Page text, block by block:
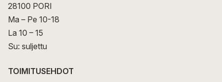
28100 PORI
Ma – Pe 10-18
La 10 – 15
Su: suljettu
TOIMITUSEHDOT